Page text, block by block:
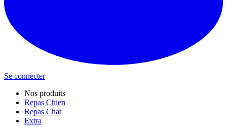
Se connecter
Nos produits
Repas Chien
Repas Chat
Extra